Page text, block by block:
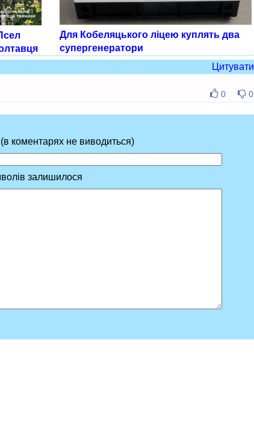
Для Кобеляцького ліцею куплять два
супергенератори
Цитувати
0 0
коментарях не виводиться)
залишилося